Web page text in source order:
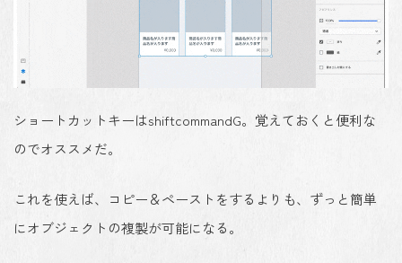
ショートカットキーはshiftcommandG。覚えておくと便利な
のでオススメだ。
これを使えば、コピー＆ペーストをするよりも、ずっと簡単
にオブジェクトの複製が可能になる。